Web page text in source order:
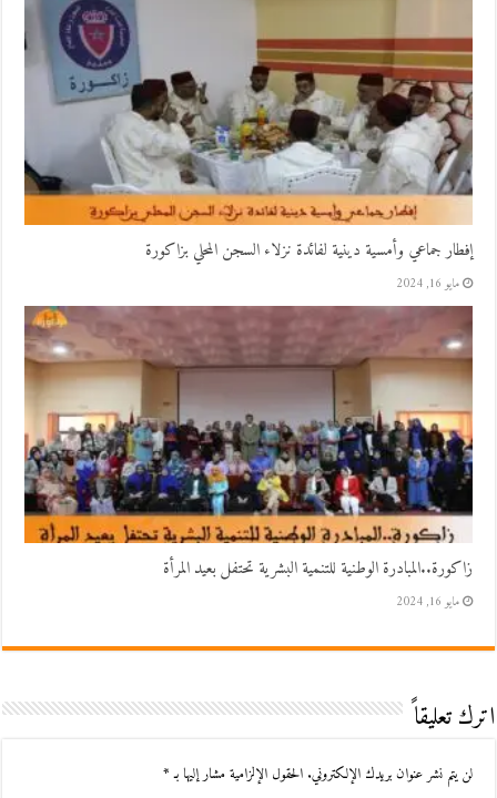
إفطار جماعي وأمسية دينية لفائدة نزلاء السجن المحلي بزاكورة
مايو 16, 2024
زاكورة..المبادرة الوطنية للتنمية البشرية تحتفل بعيد المرأة
مايو 16, 2024
اترك تعليقاً
لن يتم نشر عنوان بريدك الإلكتروني. الحقول الإلزامية مشار إليها بـ*